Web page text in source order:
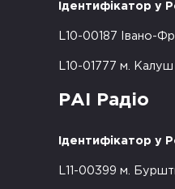
Ідентифікатор у
L10-00187 Івано-
L10-01777 м. Калуш
РАІ Радіо
Ідентифікатор у
L11-00399 м.